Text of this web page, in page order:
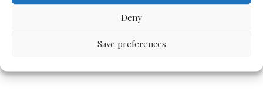
Deny
Save preferences
AUGUST 1, 2014